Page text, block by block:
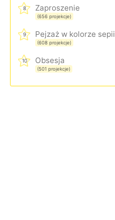
8 Zaproszenie
(656 projekcje)
9 Pejzaż w kolorze sepii
(608 projekcje)
10 Obsesja
(501 projekcje)